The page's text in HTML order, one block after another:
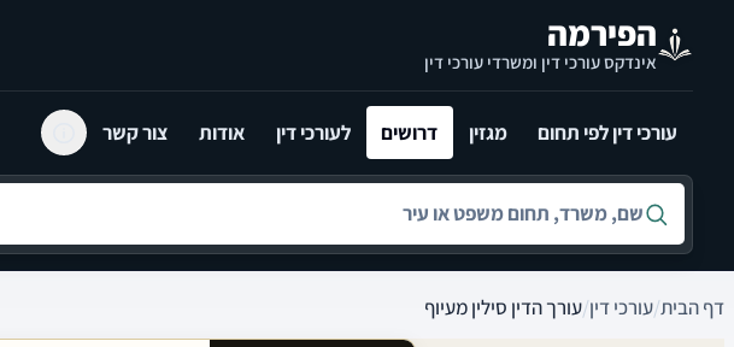
הפירמה
אינדקס עורכי דין ומשרדי עורכי דין
עורכי דין לפי תחום מגזין דרושים לעורכי דין אודות צור קשר
חיפוש לפי שם, משרד, תחום משפט או עיר
דף הבית/עורכי דין/עורך הדין סילין מעיוף